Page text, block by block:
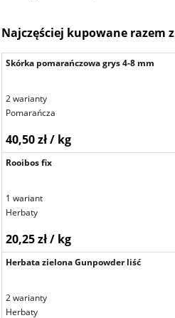
Najczęściej kupowane razem z
Skórka pomarańczowa grys 4-8 mm
2 warianty
Pomarańcza
40,50 zł / kg
Rooibos fix
1 wariant
Herbaty
20,25 zł / kg
Herbata zielona Gunpowder liść
2 warianty
Herbaty